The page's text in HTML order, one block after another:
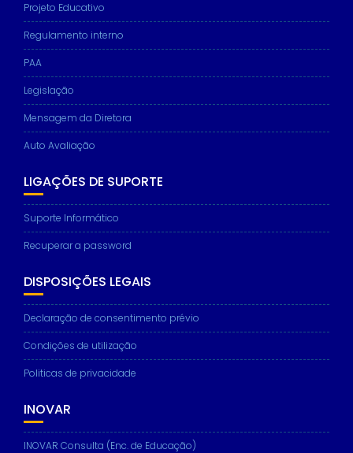
Projeto Educativo
Regulamento interno
PAA
Legislação
Mensagem da Diretora
Auto Avaliação
LIGAÇÕES DE SUPORTE
Suporte Informático
Recuperar a password
DISPOSIÇÕES LEGAIS
Declaração de consentimento prévio
Condições de utilização
Politicas de privacidade
INOVAR
INOVAR Consulta (Enc. de Educação)